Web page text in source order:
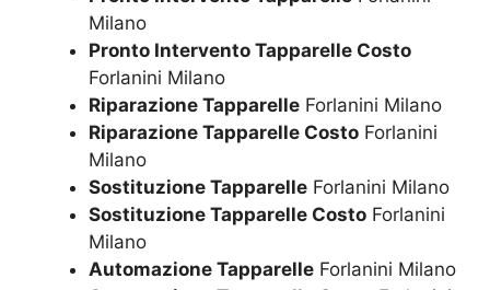
Milano
Pronto Intervento Tapparelle Costo
Forlanini Milano
Riparazione Tapparelle Forlanini Milano
Riparazione Tapparelle Costo Forlanini
Milano
Sostituzione Tapparelle Forlanini Milano
Sostituzione Tapparelle Costo Forlanini
Milano
Automazione Tapparelle Forlanini Milano